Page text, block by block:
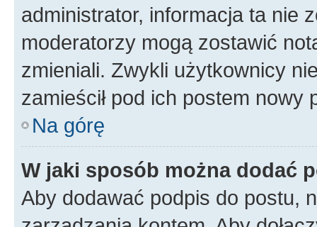
administrator, informacja ta nie
moderatorzy mogą zostawić
zmieniali. Zwykli użytkownicy
zamieścił pod ich postem nowy
Na górę
W jaki sposób można dodać
Aby dodawać podpis do postu,